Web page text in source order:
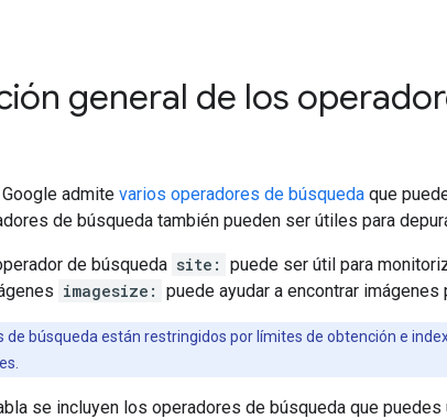
general de los
Google admite varios operadores de búsqueda que
de búsqueda también pueden ser útiles para
de búsqueda site: puede ser útil para
imagesize: puede ayudar a encontrar
de búsqueda están restringidos por límites de obtención e
se incluyen los operadores de búsqueda que